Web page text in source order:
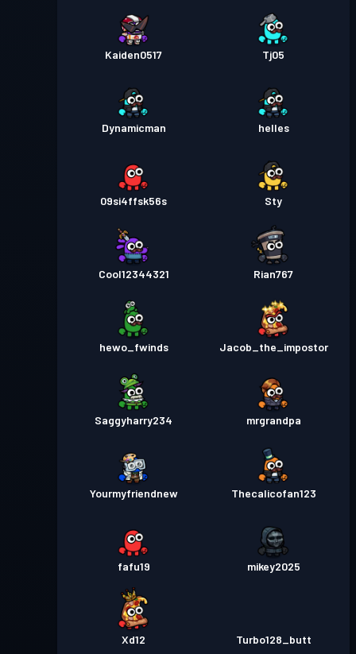
Kaiden0517 Tj05
Dynamicman helles
09si4ffsk56s Sty
Cool12344321 Rian767
hewo_fwinds Jacob_the_impostor
Saggyharry234 mrgrandpa
Yourmyfriendnew Thecalicofan123
fafu19 mikey2025
Xd12 Turbo128_butt